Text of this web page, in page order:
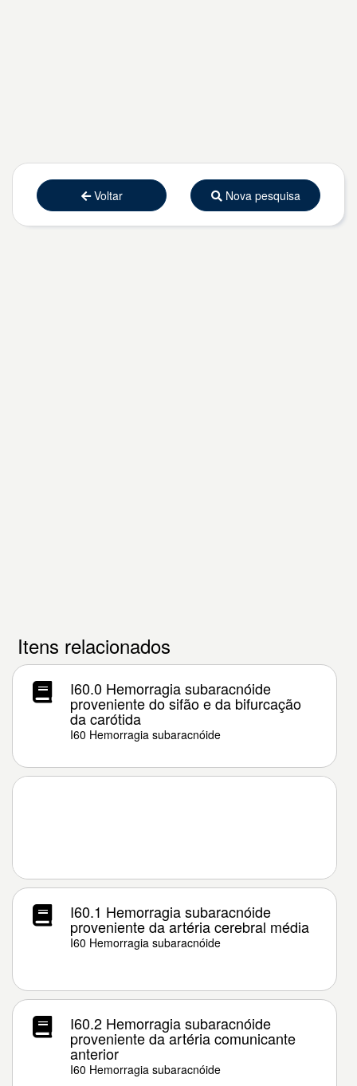
Voltar Nova pesquisa
Itens relacionados
I60.0 Hemorragia subaracnóide
proveniente do sifão e da bifurcação
da carótida
I60 Hemorragia subaracnóide
I60.1 Hemorragia subaracnóide
proveniente da artéria cerebral média
I60 Hemorragia subaracnóide
I60.2 Hemorragia subaracnóide
proveniente da artéria comunicante
anterior
I60 Hemorragia subaracnóide